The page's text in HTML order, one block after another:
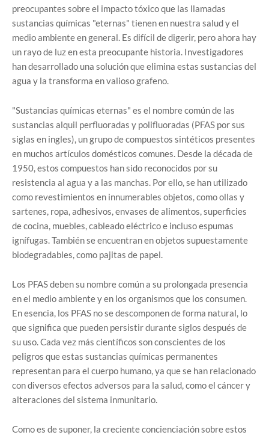
preocupantes sobre el impacto tóxico que las llamadas
sustancias químicas "eternas" tienen en nuestra salud y el
medio ambiente en general. Es difícil de digerir, pero ahora hay
un rayo de luz en esta preocupante historia. Investigadores
han desarrollado una solución que elimina estas sustancias del
agua y la transforma en valioso grafeno.
"Sustancias químicas eternas" es el nombre común de las
sustancias alquil perfluoradas y polifluoradas (PFAS por sus
siglas en ingles), un grupo de compuestos sintéticos presentes
en muchos artículos domésticos comunes. Desde la década de
1950, estos compuestos han sido reconocidos por su
resistencia al agua y a las manchas. Por ello, se han utilizado
como revestimientos en innumerables objetos, como ollas y
sartenes, ropa, adhesivos, envases de alimentos, superficies
de cocina, muebles, cableado eléctrico e incluso espumas
ignífugas. También se encuentran en objetos supuestamente
biodegradables, como pajitas de papel.
Los PFAS deben su nombre común a su prolongada presencia
en el medio ambiente y en los organismos que los consumen.
En esencia, los PFAS no se descomponen de forma natural, lo
que significa que pueden persistir durante siglos después de
su uso. Cada vez más científicos son conscientes de los
peligros que estas sustancias químicas permanentes
representan para el cuerpo humano, ya que se han relacionado
con diversos efectos adversos para la salud, como el cáncer y
alteraciones del sistema inmunitario.
Como es de suponer, la creciente concienciación sobre estos